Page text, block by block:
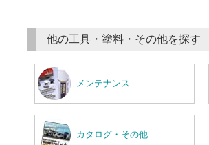
他の工具・塗料・その他を探す
メンテナンス
カタログ・その他